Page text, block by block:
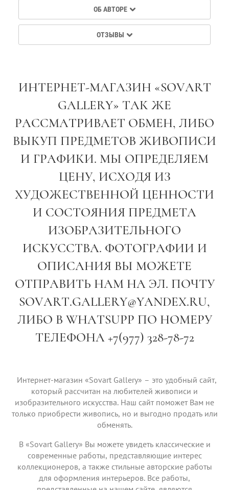
ОБ АВТОРЕ
ОТЗЫВЫ
ИНТЕРНЕТ-МАГАЗИН «SOVART
GALLERY» ТАК ЖЕ
РАССМАТРИВАЕТ ОБМЕН, ЛИБО
ВЫКУП ПРЕДМЕТОВ ЖИВОПИСИ
И ГРАФИКИ. МЫ ОПРЕДЕЛЯЕМ
ЦЕНУ, ИСХОДЯ ИЗ
ХУДОЖЕСТВЕННОЙ ЦЕННОСТИ
И СОСТОЯНИЯ ПРЕДМЕТА
ИЗОБРАЗИТЕЛЬНОГО
ИСКУССТВА. ФОТОГРАФИИ И
ОПИСАНИЯ ВЫ МОЖЕТЕ
ОТПРАВИТЬ НАМ НА ЭЛ. ПОЧТУ
SOVART.GALLERY@YANDEX.RU,
ЛИБО В WHATSUPP ПО НОМЕРУ
ТЕЛЕФОНА +7(977) 328-78-72
Интернет-магазин «Sovart Gallery» – это удобный сайт,
который рассчитан на любителей живописи и
изобразительного искусства. Наш сайт поможет Вам не
только приобрести живопись, но и выгодно продать или
обменять.
В «Sovart Gallery» Вы можете увидеть классические и
современные работы, представляющие интерес
коллекционеров, а также стильные авторские работы
для оформления интерьеров. Все работы,